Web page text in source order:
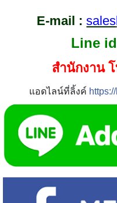
E-mail : sales
Line
สำนักงาน
แอดไลน์ที่ลิ้งค์